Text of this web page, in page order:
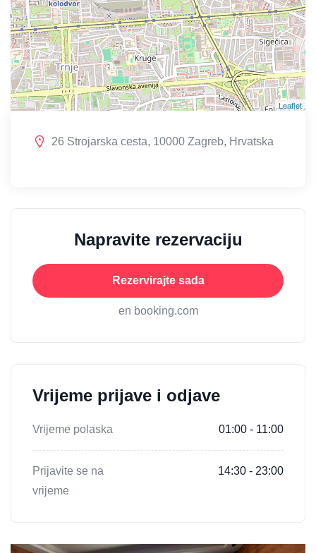
Leaflet
26 Strojarska cesta, 10000 Zagreb, Hrvatska
Napravite rezervaciju
Rezervirajte sada
en booking.com
Vrijeme prijave i odjave
Vrijeme polaska 01:00 - 11:00
Prijavite se na
vrijeme
14:30 - 23:00